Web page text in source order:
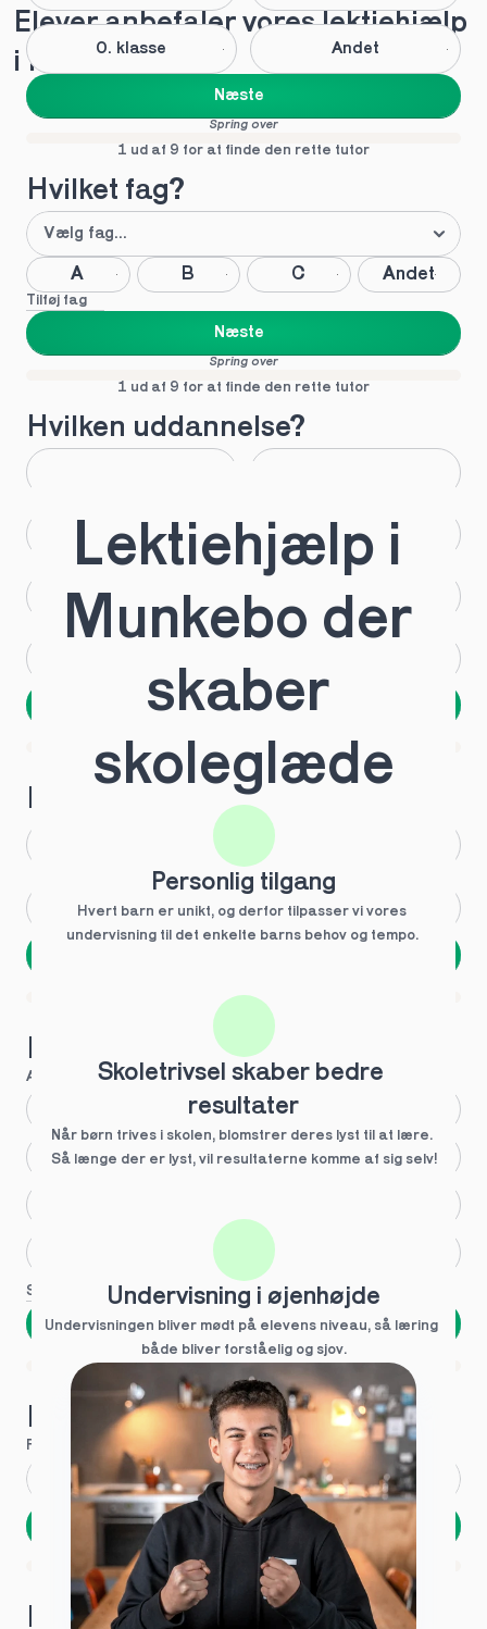
0. klasse Andet
Næste
Spring over
1 ud af 9 for at finde den rette tutor
Hvilket fag?
A B C Andet
Tilføj fag
Næste
Spring over
1 ud af 9 for at finde den rette tutor
Hvilken uddannelse?
HTX HF
EUX
Næste
1 ud af 9 for at finde den rette tutor
Hvilken årgang?
2.g Andet
1 ud af 9 for at finde den rette tutor
Hvilke behov?
Anbefalet til dig
Større skoleglæde
Se flere
Næste
Spring over
1 ud af 9 for at finde den rette tutor
Hvad hedder du?
Fornavn Efternavn
Næste
Opbevares sikkert - oplysninger deles aldrig
1 ud af 9 for at finde den rette tutor
Hvordan kontakter vi dig?
Elever anbefaler vores lektiehjælp
i Munkebo
Lektiehjælp i
Munkebo der
skaber
skoleglæde
Personlig tilgang
Hvert barn er unikt, og derfor tilpasser vi vores
undervisning til det enkelte barns behov og tempo.
Skoletrivsel skaber bedre
resultater
Når børn trives i skolen, blomstrer deres lyst til at lære.
Så længe der er lyst, vil resultaterne komme af sig selv!
Undervisning i øjenhøjde
Undervisningen bliver mødt på elevens niveau, så læring
både bliver forståelig og sjov.